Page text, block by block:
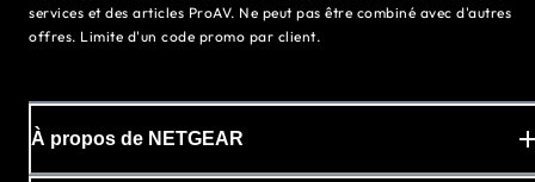
services et des articles ProAV. Ne peut pas être combiné avec d'autres
offres. Limite d'un code promo par client.
À propos de NETGEAR